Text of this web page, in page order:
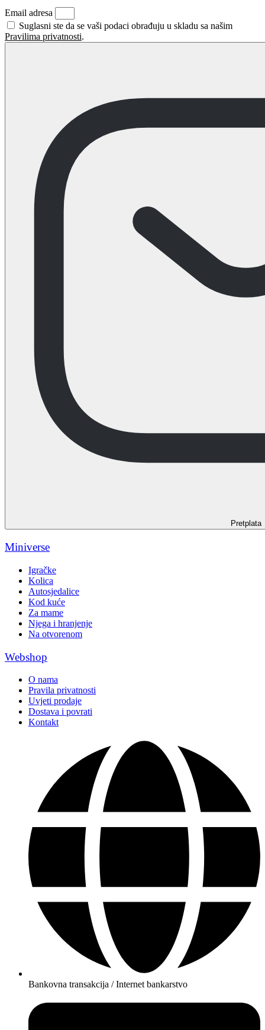
Email adresa
Suglasni ste da se vaši podaci obrađuju u skladu sa našim
Pravilima privatnosti.
Pretplata
Miniverse
Igračke
Kolica
Autosjedalice
Kod kuće
Za mame
Njega i hranjenje
Na otvorenom
Webshop
O nama
Pravila privatnosti
Uvjeti prodaje
Dostava i povrati
Kontakt
Bankovna transakcija / Internet bankarstvo